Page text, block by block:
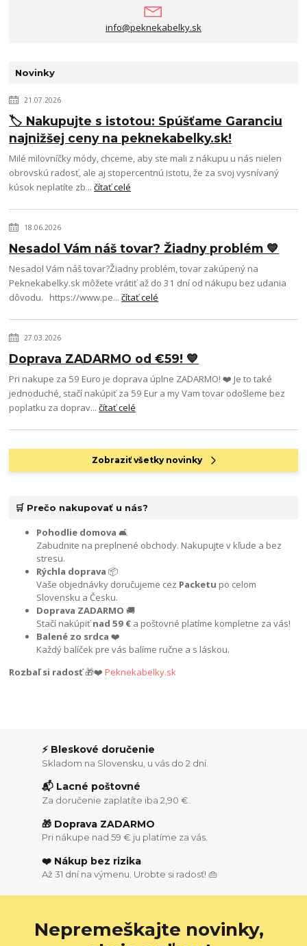
info@peknekabelky.sk
Novinky
21.07.2026
🏷️ Nakupujte s istotou: Spúšťame Garanciu
najnižšej ceny na peknekabelky.sk!
Milé milovníčky módy, chceme, aby ste mali z nákupu u nás nielen
obrovskú radosť, ale aj stopercentnú istotu, že za svoj vysnívaný
kúsok neplatíte zb...čítať celé
18.06.2026
Nesadol Vám náš tovar? Žiadny problém 💙
Nesadol Vám náš tovar?Žiadny problém, tovar zakúpený na
Peknekabelky.sk môžete vrátiť až do 31 dní od nákupu bez udania
dôvodu. https://www.pe...čítať celé
27.03.2026
Doprava ZADARMO od €59! 💙
Pri nakupe za 59 Euro je doprava úplne ZADARMO! ❤️ Je to také
jednoduché, stačí nakúpiť za 59 Eur a my Vam tovar odošleme bez
poplatku za doprav...čítať celé
Zobraziť všetky novinky
🛒 Prečo nakupovať u nás?
Pohodlie domova 🛋️
Zabudnite na preplnené obchody. Nakupujte v kľude a bez
stresu.
Rýchla doprava 📦
Vaše objednávky doručujeme cez Packetu po celom
Slovensku a Česku.
Doprava ZADARMO 🚚
Stačí nakúpiťnad 59 € a poštovné platíme kompletne za vás!
Balené zo srdca ❤️
Každý balíček pre vás balíme ručne a s láskou.
Rozbaľ si radosť🎁❤️ Peknekabelky.sk
⚡ Bleskové doručenie
Skladom na Slovensku, u vás do 2 dní.
📬 Lacné poštovné
Za doručenie zaplatíte iba 2,90 €.
🎁 Doprava ZADARMO
Pri nákupe nad 59 € ju platíme za vás.
❤️ Nákup bez rizika
Až 31 dní na výmenu. Urobte si radosť! 👜
Nepremeškajte novinky,